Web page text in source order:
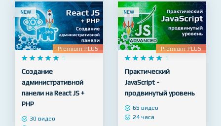
NEW
    
     5
панели на React JS +
NEW
   
   
Практический
JavaScript -
продвинутый уровень